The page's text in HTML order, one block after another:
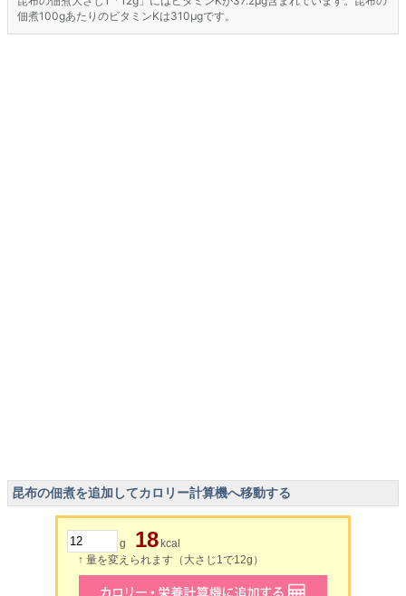
佃煮100gあたりのビタミンKは310μgです。
昆布の佃煮を追加してカロリー計算機へ移動する
g 18 kcal
↑ 量を変えられます（大さじ1で12g）